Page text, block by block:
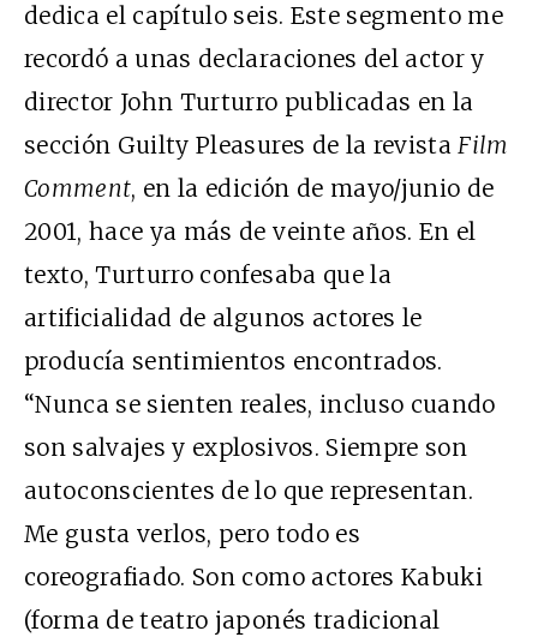
dedica el capítulo seis. Este segmento me
recordó a unas declaraciones del actor y
director John Turturro publicadas en la
sección Guilty Pleasures de la revistaFilm
Comment, en la edición de mayo/junio de
2001, hace ya más de veinte años. En el
texto, Turturro confesaba que la
artificialidad de algunos actores le
producía sentimientos encontrados.
“Nunca se sienten reales, incluso cuando
son salvajes y explosivos. Siempre son
autoconscientes de lo que representan.
Me gusta verlos, pero todo es
coreografiado. Son como actores Kabuki
(forma de teatro japonés tradicional